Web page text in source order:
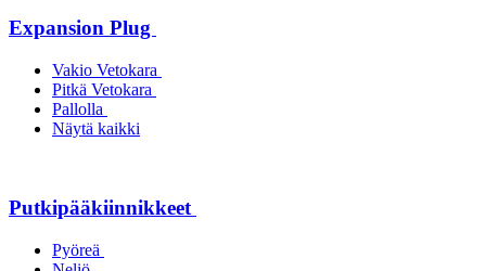
Expansion Plug
Vakio Vetokara
Pitkä Vetokara
Pallolla
Näytä kaikki
Putkipääkiinnikkeet
Pyöreä